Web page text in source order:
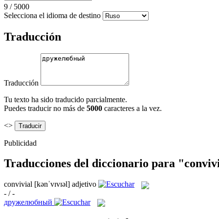
9 / 5000
Selecciona el idioma de destino
Traducción
Traducción
Tu texto ha sido traducido parcialmente.
Puedes traducir no más de 5000 caracteres a la vez.
<>
Publicidad
Traducciones del diccionario para
convivial [kənˈvɪvɪəl] adjetivo
- / -
дружелюбный